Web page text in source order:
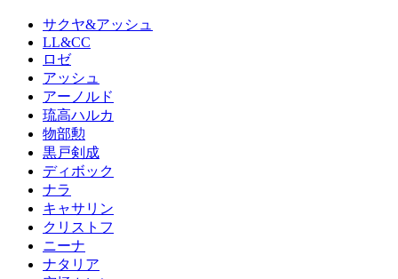
サクヤ&アッシュ
LL&CC
ロゼ
アッシュ
アーノルド
琉高ハルカ
物部勲
黒戸剣成
ディボック
ナラ
キャサリン
クリストフ
ニーナ
ナタリア